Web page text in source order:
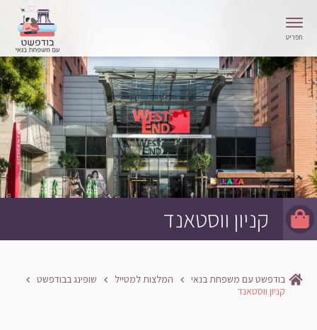
תפריט
קניון ווסטאנד
בודפשט עם משפחת בנאי המלצות למטייל
שופינג בבודפשט
קניון ווסטאנד